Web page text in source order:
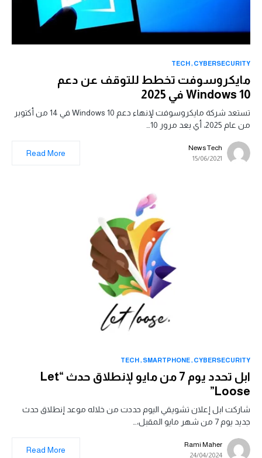
CYBERSECURITY
TECH
مايكروسوفت تخطط للتوقف عن دعم
Windows 10 في 2025
تستعد شركة مايكروسوفت لإنهاء دعم Windows 10 في 14 من أكتوبر
من عام 2025، أي بعد مرور 10…
News Tech
15/06/2021
Read More
CYBERSECURITY
SMARTPHONE
TECH
ابل تحدد يوم 7 من مايو لإنطلاق حدث “Let
Loose”
شاركت ابل إعلان تشويقي اليوم حددت من خلاله موعد إنطلاق حدث
جديد يوم 7 من شهر مايو المقبل،…
Rami Maher
24/04/2024
Read More